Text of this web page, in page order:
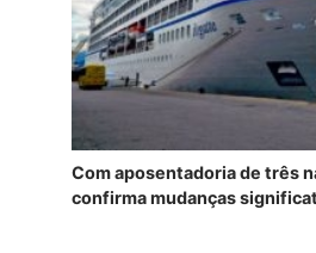
Com aposentadoria de três
confirma mudanças